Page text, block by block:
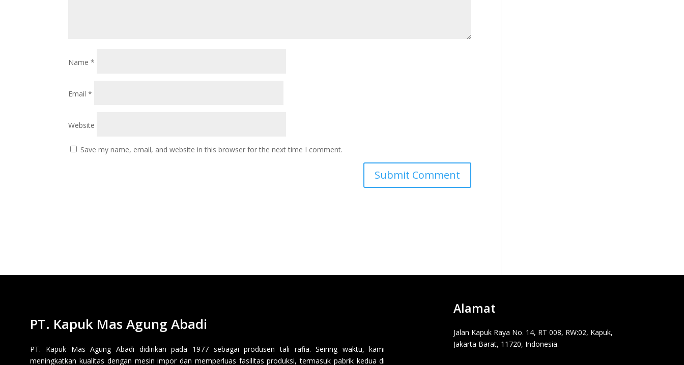
Name*
Email*
Website
Save my name, email, and website in this browser for the next time I comment.
PT. Kapuk Mas Agung Abadi
PT. Kapuk Mas Agung Abadi didirikan pada 1977 sebagai produsen tali rafia. Seiring waktu, kami
meningkatkan kualitas dengan mesin impor dan memperluas fasilitas produksi, termasuk pabrik kedua di
Alamat
Jalan Kapuk Raya No. 14, RT 008, RW:02, Kapuk,
Jakarta Barat, 11720, Indonesia.